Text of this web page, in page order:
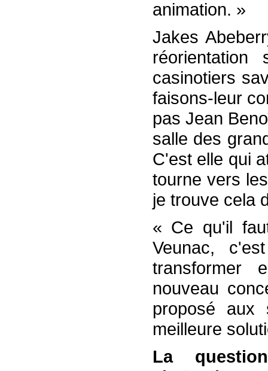
animation. »
Jakes
casinotiers
faisons-leur
pas Jean
salle des
C'est elle qui
tourne vers
je trouve cela
« Ce qu'il
Veunac,
transformer
nouveau
proposé aux
meilleure
La